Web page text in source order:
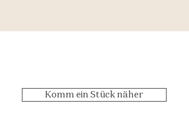
Komm ein Stück näher